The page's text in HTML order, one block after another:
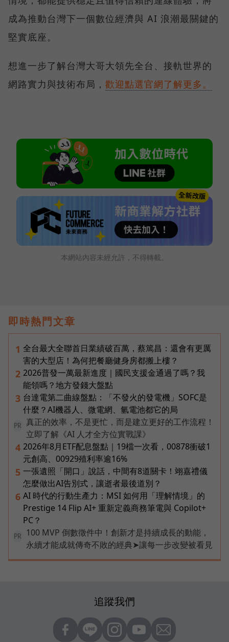
成為推動台灣下一個數位經濟與 AI 浪潮最關鍵的
堅實底座。
想進一步了解台灣大哥大領先全台、接軌世界的
網路實力與技術布局， 歡迎點選官網了解更多。
本網站內容未經允許，不得轉載。
即時熱門文章
1 全台最大全聯首日業績破百萬，蔡篤昌：還會有更厲
害的大型店！為何把餐廳健身房都搬上樓？
2 2026普發一萬最新進度｜國民支援金通過了嗎？我
能領嗎？地方發錢大盤點
3 台達電第二曲線盤點：「不發火的發電機」SOFC是
什麼？AI機器人、微電網、氫電池都它的局
PR
真正的效率，不是更忙，而是建立更好的工作流程！
立即了解《AI 人才全方位實戰課》
4 2026年8月ETF配息盤點｜19檔一次看，00878衝破1
元創高、00929殖利率逾16%
5 一張遺照「開口」說話，中間有8道關卡！翊嘉禮儀
怎麼做出AI告別式，讓逝者最後道別？
6 AI 時代的行動生產力：MSI 如何用「理解情境」的
Prestige 14 Flip AI+ 重新定義商務筆電與 Copilot+
PC？
PR
100 MVP 倒數徵件中！創新才是持續成長的動能，
永續才能成就傳奇不敗的經典➤讓每一步改變被看見
追蹤我們